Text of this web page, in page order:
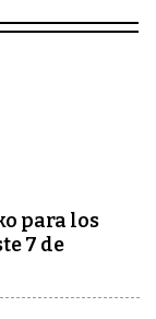
para los
7 de